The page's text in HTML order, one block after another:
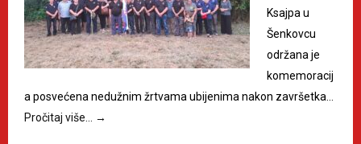
Ksajpa u
Šenkovcu
održana je
komemoracij
a posvećena nedužnim žrtvama ubijenima nakon završetka…
Pročitaj više…
→